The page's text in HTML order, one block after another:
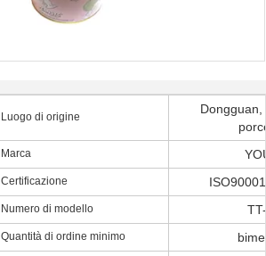
Luogo di origine
Marca
Certificazione
Numero di modello
Quantità di ordine minimo